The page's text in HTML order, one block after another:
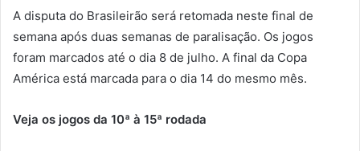
A disputa do Brasileirão será retomada neste final de
semana após duas semanas de paralisação. Os jogos
foram marcados até o dia 8 de julho. A final da Copa
América está marcada para o dia 14 do mesmo mês.
Veja os jogos da 10ª à 15ª rodada